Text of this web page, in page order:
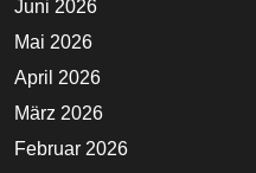
Juni 2026
Mai 2026
April 2026
März 2026
Februar 2026